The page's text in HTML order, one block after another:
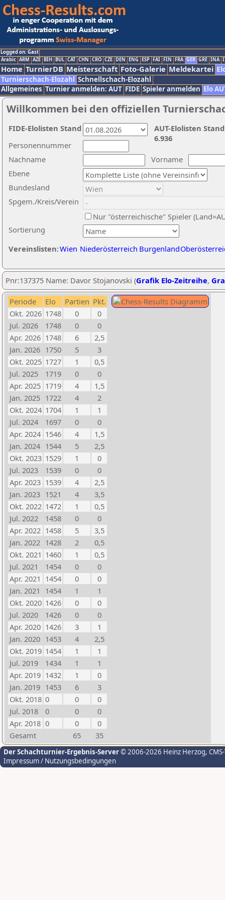
Logged on: Gast
Arabic ARM AZE BIH BUL CAT CHN CRO CZE DEN ENG ESP FAI FIN FRA GER GRE INA
Home TurnierDB Meisterschaft Foto-Galerie Meldekartei
Turnierschach-Elozahl Schnellschach-Elozahl
Allgemeines Turnier anmelden: AUT FIDE Spieler anmelden Elo
Willkommen bei den offiziellen
Nachname
Vorname
Ebene
Sortierung
Personennummer
Bundesland
Spgem./Kreis/Verein
Nur "österreichische" Spieler
Vereinslisten:Wien Niederösterreich Burgenland
AUT-Elolisten
6.936
FIDE-Elolisten Stand
Pnr:137375 Name: Davor Stojanovski (Grafik Elo-Zeitreihe,
Periode Elo Partien Pkt.
Okt. 2026 1748 0
0
Jul. 2026
1748 0
0
Apr. 2026 1748 6
2,5
Jan. 2026 1750 5
3
Okt. 2025 1727 1
0,5
Jul. 2025
1719 0
0
Apr. 2025 1719 4
1,5
Jan. 2025 1722 4
2
Okt. 2024 1704 1
1
Jul. 2024
1697 0
0
Apr. 2024 1546 4
1,5
Jan. 2024 1544 5
2,5
Okt. 2023 1529 1
0
Jul. 2023
1539 0
0
Apr. 2023 1539 4
2,5
Jan. 2023 1521 4
3,5
Okt. 2022 1472 1
0,5
Jul. 2022
1458 0
0
Apr. 2022 1458 5
3,5
Jan. 2022 1428 2
0,5
Okt. 2021 1460 1
0,5
Jul. 2021
1454 0
0
Apr. 2021 1454 0
0
Jan. 2021
1454 1
1
Okt. 2020 1426 0
0
Jul. 2020
1426 0
0
Apr. 2020 1426 3
1
Jan. 2020 1453 4
2,5
Okt. 2019 1454 1
1
Jul. 2019
1434 1
1
Apr. 2019 1432 1
0
Jan. 2019 1453 6
3
Okt. 2018 0 0
0
Jul. 2018
0 0
0
Apr. 2018 0 0
0
Gesamt
65 35
Der Schachturnier-Ergebnis-Server© 2006-2026 Heinz Herzog,
Impressum / Nutzungsbedingungen